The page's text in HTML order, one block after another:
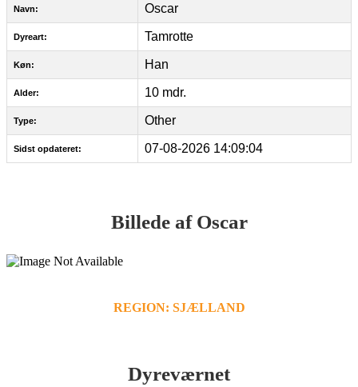
Navn: Oscar
Dyreart: Tamrotte
Køn: Han
Alder: 10 mdr.
Type: Other
Sidst opdateret: 07-08-2026 14:09:04
Billede af Oscar
REGION: SJÆLLAND
Dyreværnet